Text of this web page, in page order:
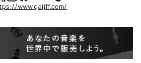
www.qaijff.com/